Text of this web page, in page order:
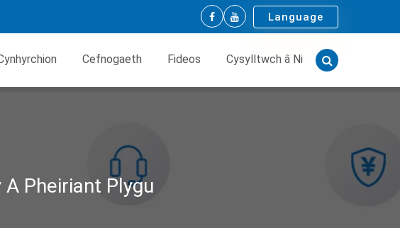
Language
Cefnogaeth Fideos Cysylltwch â Ni
Pheiriant Plygu